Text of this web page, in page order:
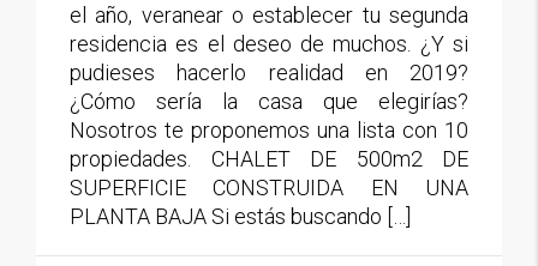
el año, veranear o establecer tu segunda
residencia es el deseo de muchos. ¿Y si
pudieses hacerlo realidad en 2019?
¿Cómo sería la casa que elegirías?
Nosotros te proponemos una lista con 10
propiedades. CHALET DE 500m2 DE
SUPERFICIE CONSTRUIDA EN UNA
PLANTA BAJA Si estás buscando […]